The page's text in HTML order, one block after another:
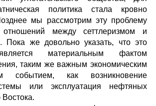
политика стала кровно
мы рассмотрим эту проблему
между сеттлеризмом и
Пока же довольно указать, что это
материальным фактом
таким же важным экономическим
событием, как возникновение
или эксплуатация нефтяных